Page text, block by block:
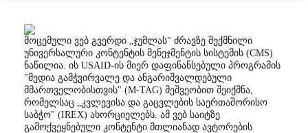
მოცემული ვებ გვერდი „ჯუმლას" ძრავზე შექმნილი
უნივერსალური კონტენტის მენეჯმენტის სისტემის (CMS)
ნაწილია. ის USAID-ის მიერ დაფინანსებული პროგრამის
"მედია გამჭვირვალე და ანგარიშვალდებული
მმართველობისთვის" (M-TAG) მეშვეობით შეიქმნა,
რომელსაც „კვლევისა და გაცვლების საერთაშორისო
საბჭო" (IREX) ახორციელებს. ამ ვებ საიტზე
გამოქვეყნებული კონტენტი მთლიანად ავტორების